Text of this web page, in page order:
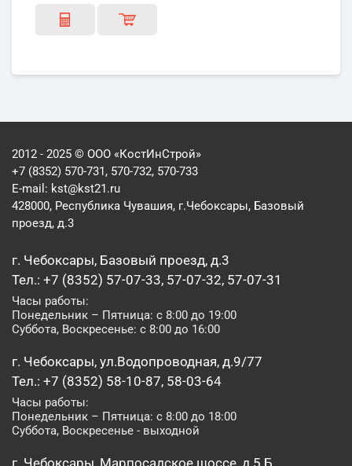
2012 - 2025 © ООО «КостИнСтрой»
+7 (8352) 570-731, 570-732, 570-733
E-mail: kst@kst21.ru
428000, Республика Чувашия, г.Чебоксары, Базовый
проезд, д.3
г. Чебоксары, Базовый проезд, д.3
Тел.: +7 (8352) 57-07-33, 57-07-32, 57-07-31
Часы работы:
Понедельник – Пятница: с 8:00 до 19:00
Суббота, Воскресенье: с 8:00 до 16:00
г. Чебоксары, ул.Водопроводная, д.9/77
Тел.: +7 (8352) 58-10-87, 58-03-64
Часы работы:
Понедельник – Пятница: с 8:00 до 18:00
Суббота, Воскресенье - выходной